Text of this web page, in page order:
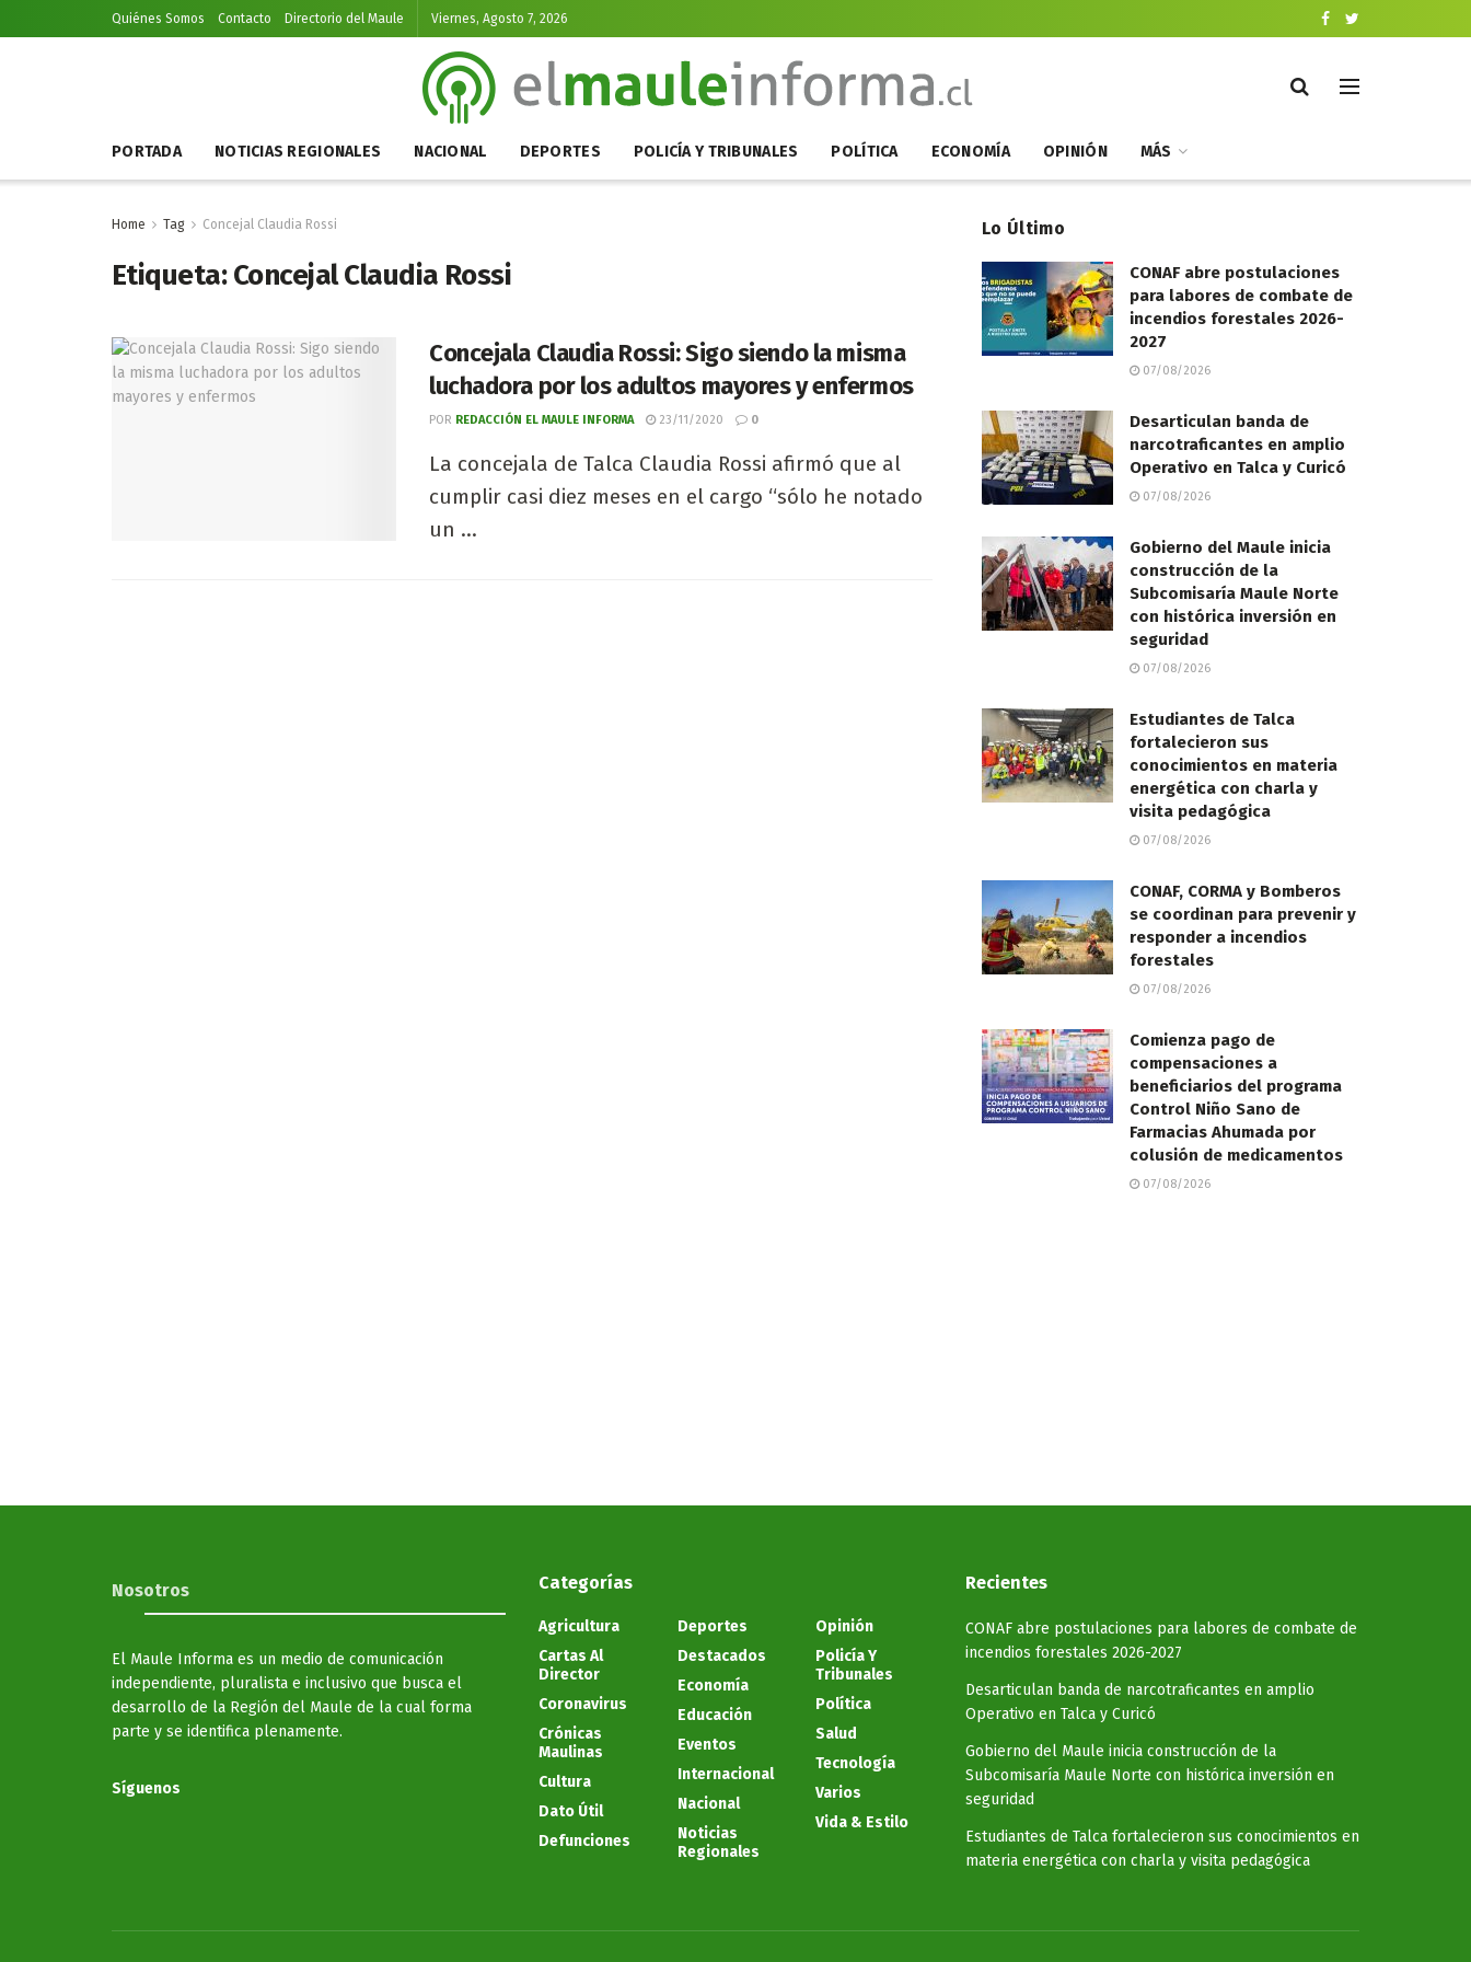
Quiénes Somos Contacto Directorio del Maule Viernes, Agosto 7, 2026
PORTADA NOTICIAS REGIONALES NACIONAL DEPORTES POLICÍA Y TRIBUNALES POLÍTICA ECONOMÍA OPINIÓN MÁS
Home Tag Concejal Claudia Rossi
Etiqueta:Concejal Claudia Rossi
Concejala Claudia Rossi: Sigo siendo la misma
luchadora por los adultos mayores y enfermos
POR REDACCIÓN EL MAULE INFORMA 23/11/2020 0
La concejala de Talca Claudia Rossi afirmó que al
cumplir casi diez meses en el cargo “sólo he notado
un ...
Lo Último
CONAF abre postulaciones
para labores de combate de
incendios forestales 2026-
2027
07/08/2026
Desarticulan banda de
narcotraficantes en amplio
Operativo en Talca y Curicó
07/08/2026
Gobierno del Maule inicia
construcción de la
Subcomisaría Maule Norte
con histórica inversión en
seguridad
07/08/2026
Estudiantes de Talca
fortalecieron sus
conocimientos en materia
energética con charla y
visita pedagógica
07/08/2026
CONAF, CORMA y Bomberos
se coordinan para prevenir y
responder a incendios
forestales
07/08/2026
Comienza pago de
compensaciones a
beneficiarios del programa
Control Niño Sano de
Farmacias Ahumada por
colusión de medicamentos
07/08/2026
Nosotros
El Maule Informa es un medio de comunicación
independiente, pluralista e inclusivo que busca el
desarrollo de la Región del Maule de la cual forma
parte y se identifica plenamente.
Síguenos
Categorías
Agricultura
Cartas Al
Director
Coronavirus
Crónicas
Maulinas
Cultura
Dato Útil
Defunciones
Deportes
Destacados
Economía
Educación
Eventos
Internacional
Nacional
Noticias
Regionales
Opinión
Policía Y
Tribunales
Política
Salud
Tecnología
Varios
Vida & Estilo
Recientes
CONAF abre postulaciones para labores de combate de
incendios forestales 2026-2027
Desarticulan banda de narcotraficantes en amplio
Operativo en Talca y Curicó
Gobierno del Maule inicia construcción de la
Subcomisaría Maule Norte con histórica inversión en
seguridad
Estudiantes de Talca fortalecieron sus conocimientos en
materia energética con charla y visita pedagógica